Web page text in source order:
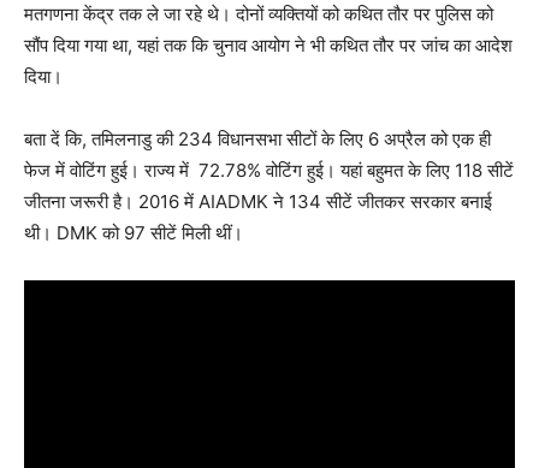
मतगणना केंद्र तक ले जा रहे थे। दोनों व्यक्तियों को कथित तौर पर पुलिस को
सौंप दिया गया था, यहां तक ​​कि चुनाव आयोग ने भी कथित तौर पर जांच का आदेश
दिया।
बता दें कि, तमिलनाडु की 234 विधानसभा सीटों के लिए 6 अप्रैल को एक ही
फेज में वोटिंग हुई। राज्य में 72.78% वोटिंग हुई। यहां बहुमत के लिए 118 सीटें
जीतना जरूरी है। 2016 में AIADMK ने 134 सीटें जीतकर सरकार बनाई
थी। DMK को 97 सीटें मिली थीं।